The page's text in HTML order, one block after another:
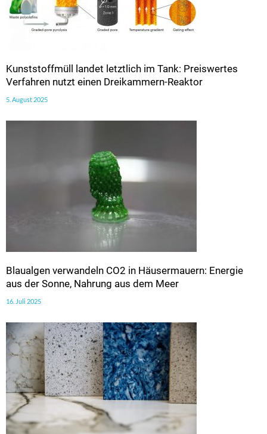
Kunststoffmüll landet letztlich im Tank: Preiswertes
Verfahren nutzt einen Dreikammern-Reaktor
5. August 2025
Blaualgen verwandeln CO2 in Häusermauern: Energie
aus der Sonne, Nahrung aus dem Meer
16. Juli 2025